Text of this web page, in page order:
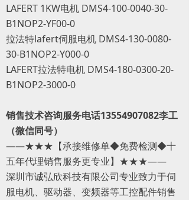
LAFERT 1KW电机 DMS4-100-0040-30-
B1NOP2-YF00-0
拉法特lafert伺服电机 DMS4-130-0080-
30-B1NOP2-Y000-0
LAFERT拉法特电机 DMS4-180-0300-20-
B1NOP2-3000-0
销售技术咨询服务电话13554907082李工
（微信同号）
——★★★【承接维修单◆免费检测◆十
五年代理销售服务更专业】★★★——
深圳市诚弘欣科技有限公司专业致力于伺
服电机、驱动器、变频器等工控配件销售